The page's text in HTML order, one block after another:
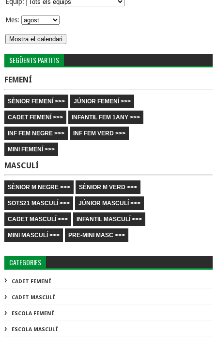
Mes:
SEGÜENTS PARTITS
FEMENÍ
SÈNIOR FEMENÍ >>> JÚNIOR FEMENÍ >>>
CADET FEMENÍ >>> INFANTIL FEM 1ANY >>>
INF FEM NEGRE >>> INF FEM VERD >>>
MINI FEMENÍ >>>
MASCULÍ
SÈNIOR M NEGRE >>> SÈNIOR M VERD >>>
SOTS21 MASCULÍ >>> JÚNIOR MASCULÍ >>>
CADET MASCULÍ >>> INFANTIL MASCULÍ >>>
MINI MASCULÍ >>> PRE-MINI MASC >>>
CATEGORIES
CADET FEMENÍ
CADET MASCULÍ
ESCOLA FEMENÍ
ESCOLA MASCULÍ